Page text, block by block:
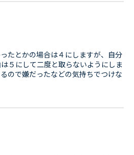
たとかの場合は４にしますが、自分
５にして二度と取らないようにしま
ので嫌だったなどの気持ちでつけな